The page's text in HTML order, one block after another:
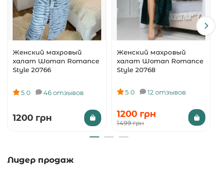
Женский махровый
халат Woman Romance
Style 20766
5.0 46 отзывов
1200 грн
Женский махровый
халат Woman Romance
Style 20768
5.0 12 отзывов
1200 грн
1499 грн
Лидер продаж